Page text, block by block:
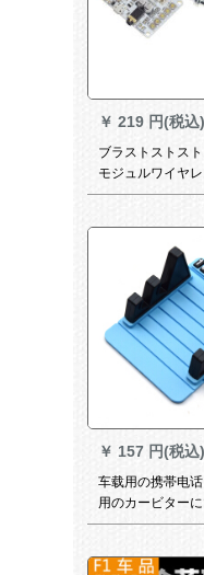
￥ 219 円(税込)
ブラストストス
モジュルワイヤ
ールの不可逆車
版＋カバを変更す
￥ 157 円(税込)
车载用の携帯电
用のカービター
のアイデアカー
青い色をサポー